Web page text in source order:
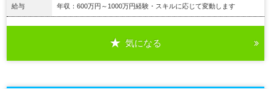
給与 年収：600万円～1000万円経験・スキルに応じて変動します
気になる